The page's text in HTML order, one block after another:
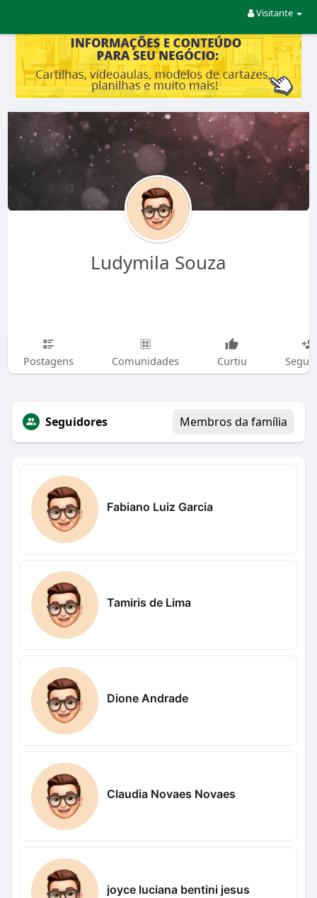
Visitante
Ludymila Souza
Postagens Comunidades Curtiu
Seguidores Membros da família
Fabiano Luiz Garcia
Tamiris de Lima
Dione Andrade
Claudia Novaes Novaes
joyce luciana bentini jesus